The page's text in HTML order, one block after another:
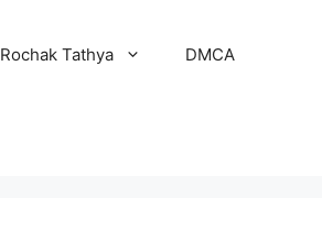
Rochak Tathya DMCA